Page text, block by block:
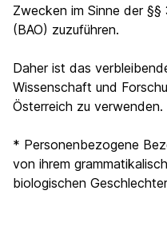
Zwecken im Sinne der
(BAO) zuzuführen.
Daher ist das
Wissenschaft und
Österreich zu verwenden.
* Personenbezogene
von ihrem
biologischen Geschlechter